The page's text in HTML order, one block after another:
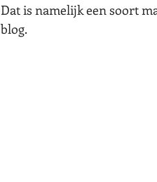
Dat is namelijk een soort
blog.